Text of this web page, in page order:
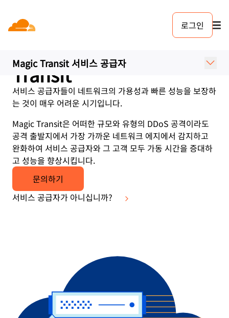
로그인
Magic Transit 서비스 공급자
서비스 공급자를 위한
DDoS 방어 | Magic
Transit
서비스 공급자들이 네트워크의 가용성과 빠른 성능을 보장하
는 것이 매우 어려운 시기입니다.
Magic Transit은 어떠한 규모와 유형의 DDoS 공격이라도
공격 출발지에서 가장 가까운 네트워크 에지에서 감지하고
완화하여 서비스 공급자와 그 고객 모두 가동 시간을 증대하
고 성능을 향상시킵니다.
문의하기
서비스 공급자가 아니십니까?